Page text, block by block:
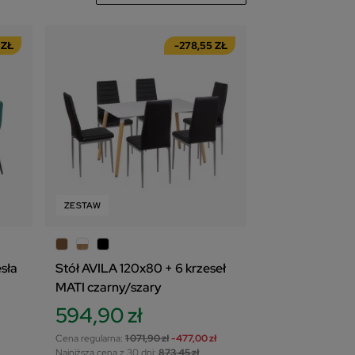
zł -278,55 ZŁ
ZESTAW
Stół AVILA 120x80 + 6 krzeseł
MATI czarny/szary
594,90 zł
Cena regularna: 1 071,90 zł-477,00 zł